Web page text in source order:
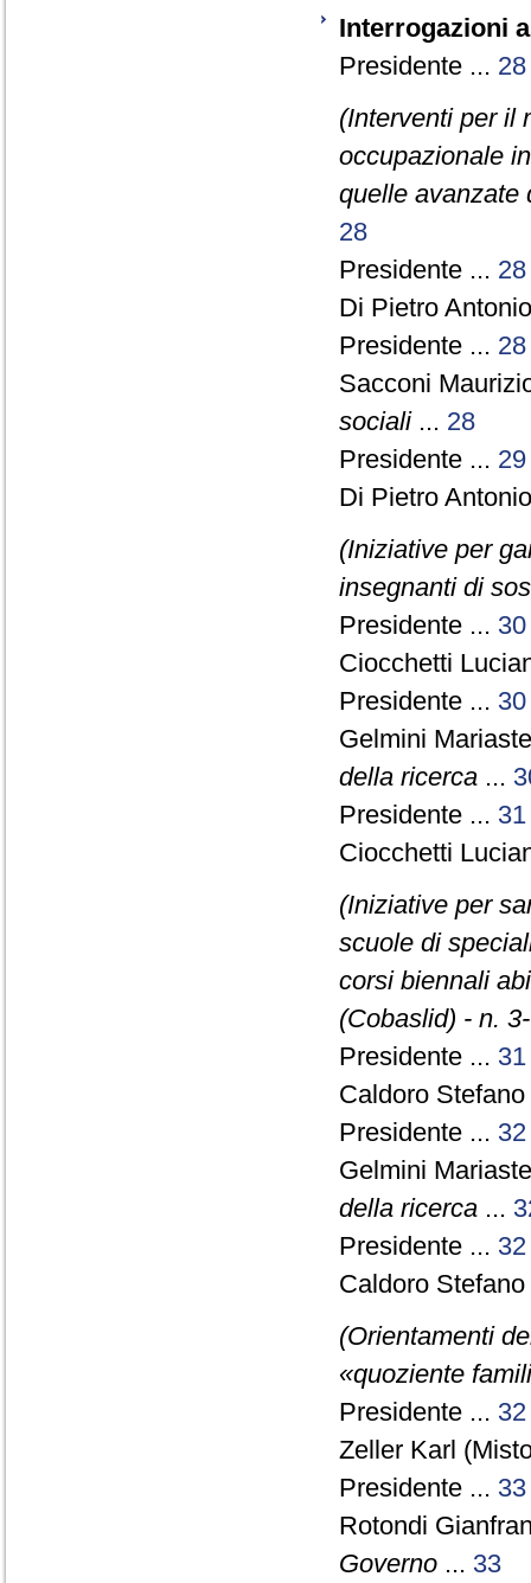
Interrogazioni
Presidente ... 28
(Interventi per il
occupazionale
quelle avanzate
28
Presidente ... 28
Di Pietro
Presidente ... 28
Sacconi
sociali... 28
Presidente ... 29
Di Pietro
(Iniziative per
insegnanti di
Presidente ... 30
Ciocchetti
Presidente ... 30
Gelmini
della ricerca ...
Presidente ... 31
Ciocchetti
(Iniziative per
scuole di
corsi biennali
(Cobaslid) - n.
Presidente ... 31
Caldoro
Presidente ... 32
Gelmini
della ricerca ...
Presidente ... 32
Caldoro
(Orientamenti
«quoziente
Presidente ... 32
Zeller Karl
Presidente ... 33
Rotondi
Governo ... 33